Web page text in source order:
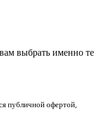
выбрать именно те
публичной офертой,